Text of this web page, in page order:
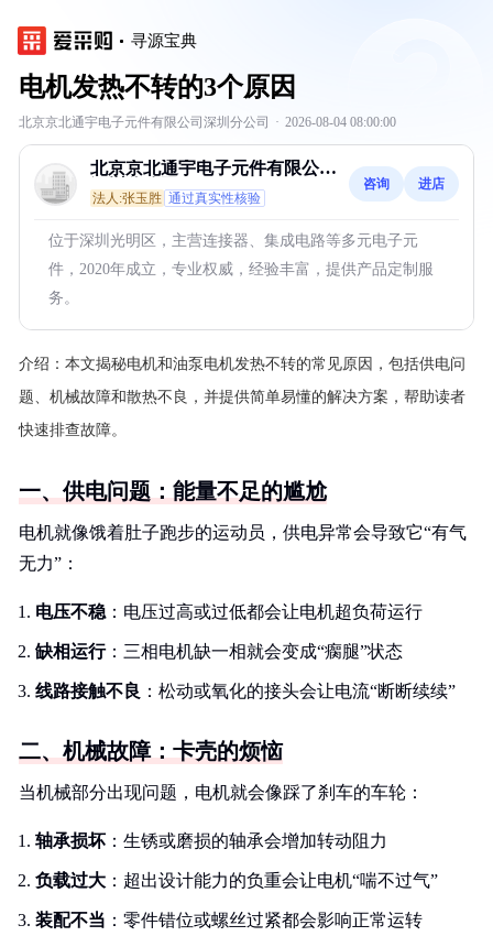
寻源宝典
电机发热不转的3个原因
北京京北通宇电子元件有限公司深圳分公司 · 2026-08-04 08:00:00
北京京北通宇电子元件有限公司
深圳分公司
法人:张玉胜 通过真实性核验
咨询 进店
位于深圳光明区，主营连接器、集成电路等多元电子元
件，2020年成立，专业权威，经验丰富，提供产品定制服
务。
介绍： 本文揭秘电机和油泵电机发热不转的常见原因，包括供电问
题、机械故障和散热不良，并提供简单易懂的解决方案，帮助读者
快速排查故障。
一、供电问题：能量不足的尴尬
电机就像饿着肚子跑步的运动员，供电异常会导致它“有气
无力”：
电压不稳 ：电压过高或过低都会让电机超负荷运行
缺相运行：三相电机缺一相就会变成“瘸腿”状态
线路接触不良 ：松动或氧化的接头会让电流“断断续续”
二、机械故障：卡壳的烦恼
当机械部分出现问题，电机就会像踩了刹车的车轮：
轴承损坏 ：生锈或磨损的轴承会增加转动阻力
负载过大 ：超出设计能力的负重会让电机“喘不过气”
装配不当 ：零件错位或螺丝过紧都会影响正常运转